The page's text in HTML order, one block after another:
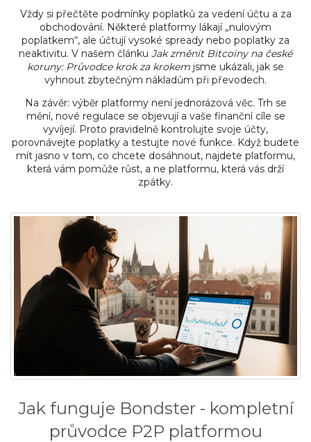
Vždy si přečtěte podmínky poplatků za vedení účtu a za
obchodování. Některé platformy lákají „nulovým
poplatkem“, ale účtují vysoké spready nebo poplatky za
neaktivitu. V našem článku Jak změnit Bitcoiny na české
koruny: Průvodce krok za krokem jsme ukázali, jak se
vyhnout zbytečným nákladům při převodech.
Na závěr: výběr platformy není jednorázová věc. Trh se
mění, nové regulace se objevují a vaše finanční cíle se
vyvíjejí. Proto pravidelně kontrolujte svoje účty,
porovnávejte poplatky a testujte nové funkce. Když budete
mít jasno v tom, co chcete dosáhnout, najdete platformu,
která vám pomůže růst, a ne platformu, která vás drží
zpátky.
Jak funguje Bondster - kompletní
průvodce P2P platformou